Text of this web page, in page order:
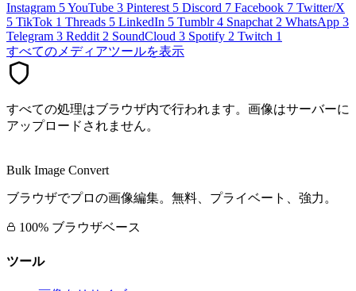
Instagram 5YouTube 3 Pinterest 5 Discord 7 Facebook 7 Twitter/X
5 TikTok 1 Threads 5 LinkedIn 5 Tumblr 4 Snapchat 2 WhatsApp 3
Telegram 3 Reddit 2 SoundCloud 3 Spotify 2 Twitch 1
すべてのメディアツールを表示
すべての処理はブラウザ内で行われます。画像はサーバーに
アップロードされません。
Bulk Image Convert
ブラウザでプロの画像編集。無料、プライベート、強力。
100% ブラウザベース
ツール